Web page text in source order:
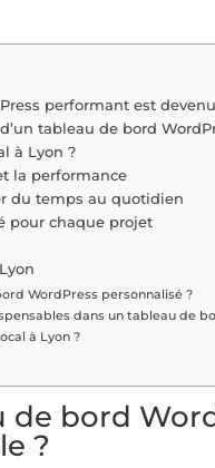
performant est
tableau de bord
à Lyon ?
la performance
du temps au quotidien
pour chaque projet
WordPress personnalisé ?
dans un tableau de
à Lyon ?
bord
?